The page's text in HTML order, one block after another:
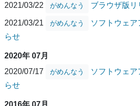
2021/03/22
がめんなう ブラウザ版
2021/03/21 がめんなう
ソフトウェ
らせ
2020年 07月
2020/07/17
がめんなう
ソフトウェ
らせ